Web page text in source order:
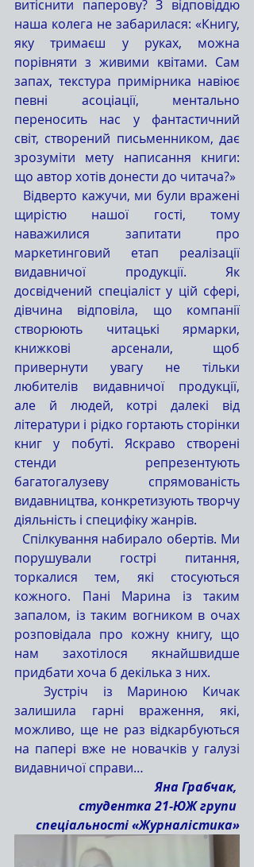
витіснити паперову? З відповіддю
наша колега не забарилася: «Книгу,
яку тримаєш у руках, можна
порівняти з живими квітами. Сам
запах, текстура примірника навіює
певні асоціації, ментально
переносить нас у фантастичний
світ, створений письменником, дає
зрозуміти мету написання книги:
що автор хотів донести до читача?»
щирістю нашої гості, тому
наважилися запитати про
маркетинговий етап реалізації
видавничої продукції. Як
досвідчений спеціаліст у цій сфері,
дівчина відповіла, що компанії
створюють читацькі ярмарки,
книжкові арсенали, щоб
привернути увагу не тільки
любителів видавничої продукції,
але й людей, котрі далекі від
літератури і рідко гортають сторінки
книг у побуті. Яскраво створені
стенди репрезентують
багатогалузеву спрямованість
видавництва, конкретизують творчу
діяльність і специфіку жанрів.
порушували гострі питання,
торкалися тем, які стосуються
кожного. Пані Марина із таким
запалом, із таким вогником в очах
розповідала про кожну книгу, що
нам захотілося якнайшвидше
придбати хоча б декілька з них.
  Зустріч із Мариною Кичак
залишила гарні враження, які,
можливо, ще не раз відкарбуються
на папері вже не новачків у галузі
видавничої справи…
Яна Грабчак,
студентка 21-ЮЖ групи
спеціальності «Журналістика»